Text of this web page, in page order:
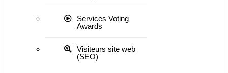
Services Voting
Awards
Visiteurs site web
(SEO)